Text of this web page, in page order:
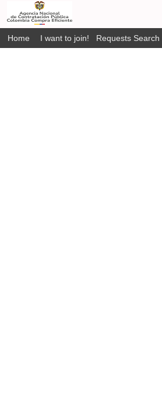
Home I want to join! Requests Search